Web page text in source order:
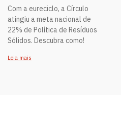
Com a eureciclo, a Círculo
atingiu a meta nacional de
22% de Política de Resíduos
Sólidos. Descubra como!
Leia mais